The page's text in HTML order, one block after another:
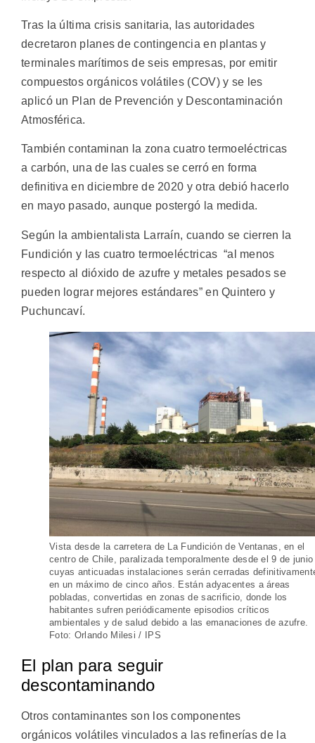
Tras la última crisis sanitaria, las autoridades
decretaron planes de contingencia en plantas y
terminales marítimos de seis empresas, por emitir
compuestos orgánicos volátiles (COV) y se les
aplicó un Plan de Prevención y Descontaminación
Atmosférica.
También contaminan la zona cuatro termoeléctricas
a carbón, una de las cuales se cerró en forma
definitiva en diciembre de 2020 y otra debió hacerlo
en mayo pasado, aunque postergó la medida.
Según la ambientalista Larraín, cuando se cierren la
Fundición y las cuatro termoeléctricas “al menos
respecto al dióxido de azufre y metales pesados se
pueden lograr mejores estándares” en Quintero y
Puchuncaví.
Vista desde la carretera de La Fundición de Ventanas, en el
centro de Chile, paralizada temporalmente desde el 9 de
cuyas anticuadas instalaciones serán cerradas
en un máximo de cinco años. Están adyacentes a áreas
pobladas, convertidas en zonas de sacrificio, donde los
habitantes sufren periódicamente episodios críticos
ambientales y de salud debido a las emanaciones de azufre.
Foto: Orlando Milesi / IPS
El plan para seguir
descontaminando
Otros contaminantes son los componentes
orgánicos volátiles vinculados a las refinerías de la